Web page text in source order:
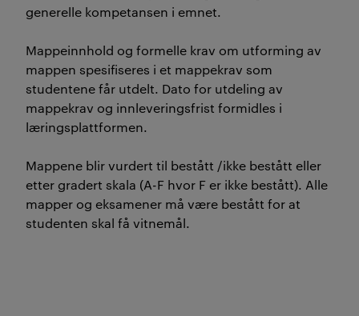
generelle kompetansen i emnet.
Mappeinnhold og formelle krav om utforming av
mappen spesifiseres i et mappekrav som
studentene får utdelt. Dato for utdeling av
mappekrav og innleveringsfrist formidles i
læringsplattformen.
Mappene blir vurdert til bestått /ikke bestått eller
etter gradert skala (A-F hvor F er ikke bestått). Alle
mapper og eksamener må være bestått for at
studenten skal få vitnemål.